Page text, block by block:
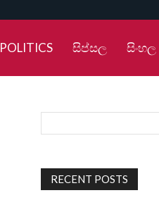
POLITICS සිප්සල සිංහල
RECENT POSTS